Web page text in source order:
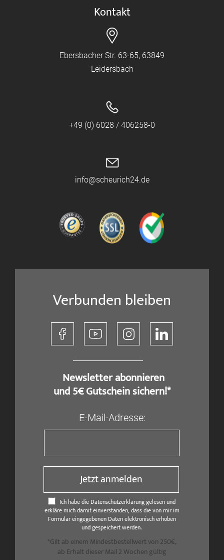
Kontakt
Ebersbacher Str. 63-65, 63849
Leidersbach
+49 (0) 6028 / 406258-0
info@scheurich24.de
Verbunden bleiben
​ Newsletter abonnieren
und 5€ Gutschein sichern!*
E-Mail-Adresse:
Jetzt anmelden
Ich habe die Datenschutzerklärung gelesen und
erkläre mich damit einverstanden, dass die von mir im
Formular eingegebenen Daten elektronisch erhoben
und gespeichert werden.
*Gilt ab einem Mindestbestellwert von 250€,
ab Erhalt dieser Mail 2 Wochen gültig